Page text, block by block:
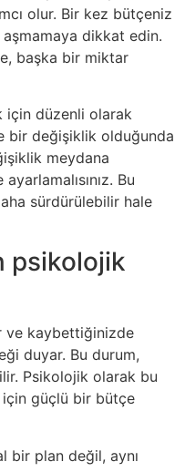
olur. Bir kez bütçeniz
dikkat edin.
başka bir miktar
için düzenli olarak
bir değişiklik olduğunda
meydana
Bu
sürdürülebilir hale
psikolojik
ve kaybettiğinizde
duyar. Bu durum,
Psikolojik olarak bu
için güçlü bir bütçe
bir plan değil, aynı